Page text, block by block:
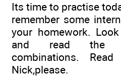
Its time to practise
remember some
your homework.
and read the
combinations.
Nick,please.